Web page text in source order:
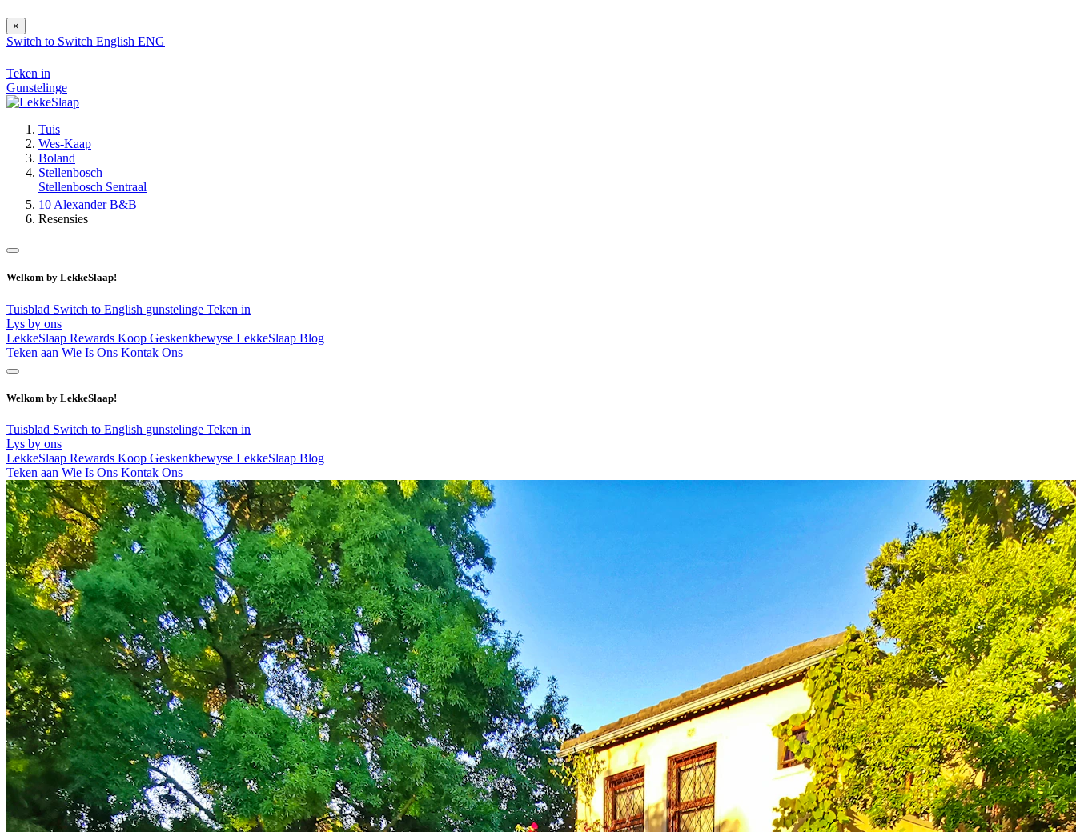
×
Switch to Switch English ENG
Teken in
Gunstelinge
Tuis
Wes-Kaap
Boland
Stellenbosch
Stellenbosch Sentraal
10 Alexander B&B
Resensies
Welkom by LekkeSlaap!
Tuisblad Switch to English gunstelinge Teken in
Lys by ons
LekkeSlaap Rewards Koop Geskenkbewyse LekkeSlaap Blog
Teken aan Wie Is Ons Kontak Ons
Welkom by LekkeSlaap!
Tuisblad Switch to English gunstelinge Teken in
Lys by ons
LekkeSlaap Rewards Koop Geskenkbewyse LekkeSlaap Blog
Teken aan Wie Is Ons Kontak Ons